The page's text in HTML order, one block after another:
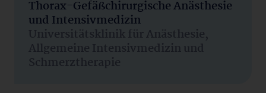
Thorax-Gefäßchirurgische Anästhesie
und Intensivmedizin
Universitätsklinik für Anästhesie,
Allgemeine Intensivmedizin und
Schmerztherapie